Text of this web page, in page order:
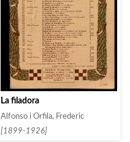
La filadora
Alfonso i Orfila, Frederic
[1899-1926]